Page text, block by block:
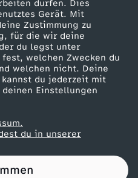
dürfen. Dies
Gerät. Mit
Zustimmung zu
für die wir deine
du legst unter
welchen Zwecken du
welchen nicht. Deine
du jederzeit mit
Einstellungen
du in unserer